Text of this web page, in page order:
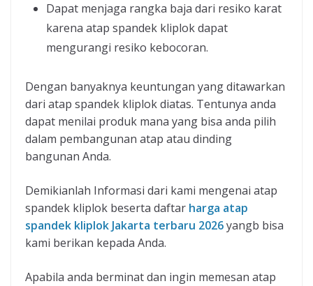
Dapat menjaga rangka baja dari resiko karat
karena atap spandek kliplok dapat
mengurangi resiko kebocoran.
Dengan banyaknya keuntungan yang ditawarkan
dari atap spandek kliplok diatas. Tentunya anda
dapat menilai produk mana yang bisa anda pilih
dalam pembangunan atap atau dinding
bangunan Anda.
Demikianlah Informasi dari kami mengenai atap
spandek kliplok beserta daftar harga atap
spandek kliplok Jakarta terbaru 2026yangb bisa
kami berikan kepada Anda.
Apabila anda berminat dan ingin memesan atap